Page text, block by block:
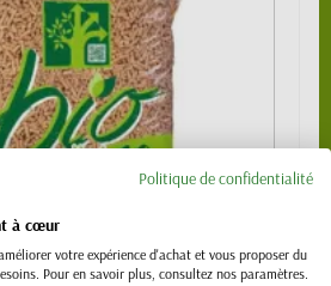
Politique de confidentialité
à cœur
votre expérience d'achat et vous proposer du
Pour en savoir plus, consultez nos paramètres.